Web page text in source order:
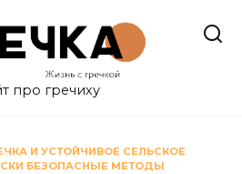
про гречиху
И УСТОЙЧИВОЕ СЕЛЬСКОЕ
БЕЗОПАСНЫЕ МЕТОДЫ